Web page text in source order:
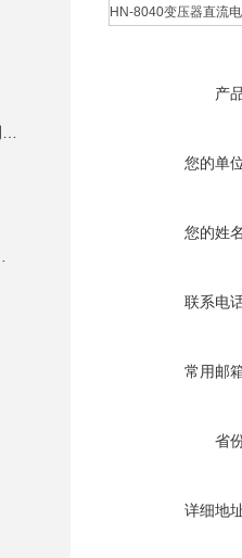
HN-8040变压器直流
产
您的单
您的姓
联系电
常用邮
省
详细地